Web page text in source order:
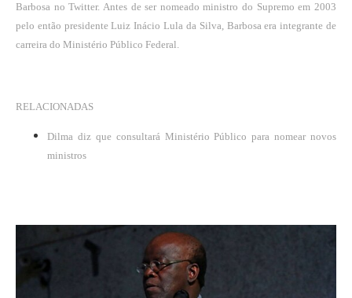
Barbosa no Twitter. Antes de ser nomeado ministro do Supremo em 2003
pelo então presidente Luiz Inácio Lula da Silva, Barbosa era integrante de
carreira do Ministério Público Federal.
RELACIONADAS
Dilma diz que consultará Ministério Público para nomear novos
ministros